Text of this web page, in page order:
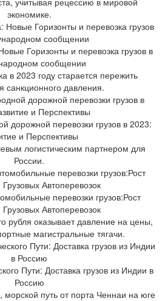
экономике.
Горизонты и перевозка грузов в
сообщении
в 2023 году старается пережить
санкционного давления.
дорожной перевозки грузов в 2023:
и Перспективы
логистическим партнером для
России.
перевозки грузов:Рост
Автоперевозок
рубля оказывает давление на цены,
магистральные тягачи.
Пути: Доставка грузов из Индии в
Россию
путь от порта Ченнаи на юге